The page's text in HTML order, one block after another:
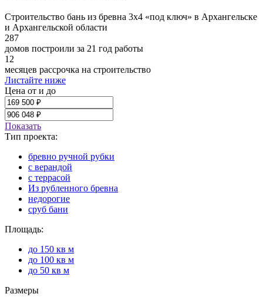
Строительство бань из бревна 3х4 «под ключ» в Архангельске
и Архангельской области
287
домов построили за 21 год работы
12
месяцев рассрочка на строительство
Листайте ниже
Цена от и до
Показать
Тип проекта:
бревно ручной рубки
с верандой
с террасой
Из рубленного бревна
недорогие
сруб бани
Площадь:
до 150 кв м
до 100 кв м
до 50 кв м
Размеры